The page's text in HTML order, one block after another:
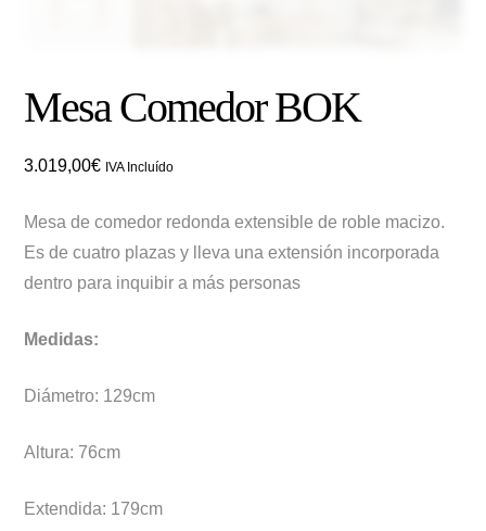
Mesa Comedor BOK
3.019,00€ IVA Incluído
Mesa de comedor redonda extensible de roble macizo.
Es de cuatro plazas y lleva una extensión incorporada
dentro para inquibir a más personas
Medidas:
Diámetro: 129cm
Altura: 76cm
Extendida: 179cm